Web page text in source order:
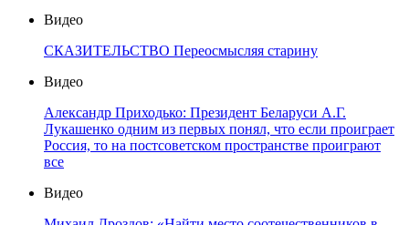
Видео
СКАЗИТЕЛЬСТВО Переосмысляя старину
Видео
Александр Приходько: Президент Беларуси А.Г.
Лукашенко одним из первых понял, что если проиграет
Россия, то на постсоветском пространстве проиграют
все
Видео